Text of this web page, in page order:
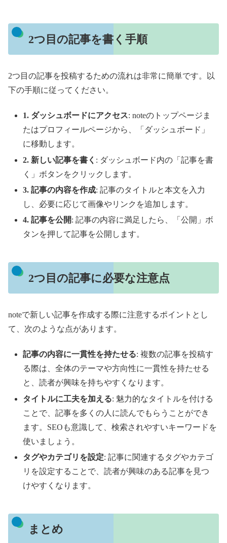
2つ目の記事を書く手順
2つ目の記事を投稿するための流れは非常に簡単です。以
下の手順に従ってください。
1. ダッシュボードにアクセス: noteのトップページま
たはプロフィールページから、「ダッシュボード」
に移動します。
2. 新しい記事を書く : ダッシュボード内の「記事を書
く」ボタンをクリックします。
3. 記事の内容を作成: 記事のタイトルと本文を入力
し、必要に応じて画像やリンクを追加します。
4. 記事を公開: 記事の内容に満足したら、「公開」ボ
タンを押して記事を公開します。
2つ目の記事に必要な注意点
noteで新しい記事を作成する際に注意するポイントとし
て、次のような点があります。
記事の内容に一貫性を持たせる: 複数の記事を投稿す
る際は、全体のテーマや方向性に一貫性を持たせる
と、読者が興味を持ちやすくなります。
タイトルに工夫を加える: 魅力的なタイトルを付ける
ことで、記事を多くの人に読んでもらうことができ
ます。SEOも意識して、検索されやすいキーワードを
使いましょう。
タグやカテゴリを設定: 記事に関連するタグやカテゴ
リを設定することで、読者が興味のある記事を見つ
けやすくなります。
まとめ